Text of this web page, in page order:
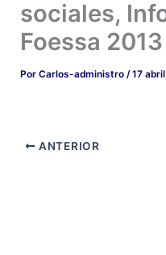
sociales,
Foessa 2013
PorCarlos-administro/17
ANTERIOR